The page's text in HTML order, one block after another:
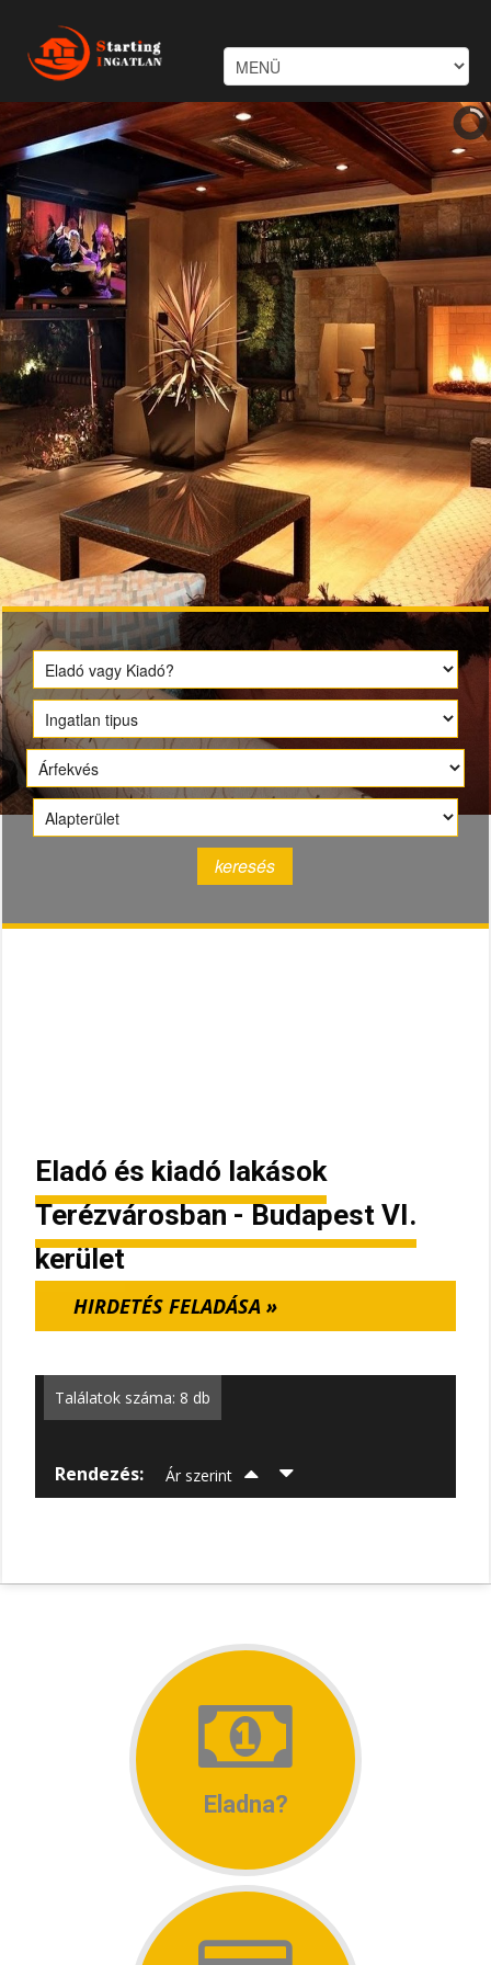
Eladó és kiadó lakások
Terézvárosban - Budapest VI.
kerület
HIRDETÉS FELADÁSA »
Találatok száma: 8 db
Rendezés: Ár szerint
Eladna?